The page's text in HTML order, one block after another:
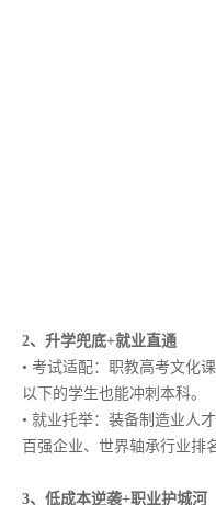
2、升学兜底+就业直通
• 考试适配：职教高考文化
以下的学生也能冲刺本科。
• 就业托举：装备制造业人
百强企业、世界轴承行业排
3、低成本逆袭+职业护城河